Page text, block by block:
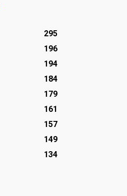
295
196
194
184
179
161
157
149
134